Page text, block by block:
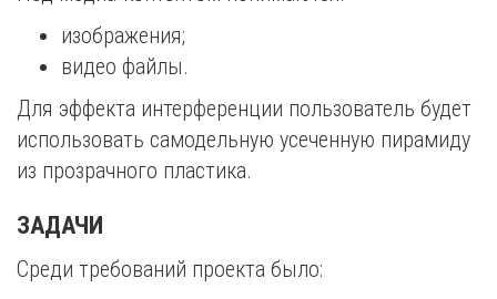
изображения;
видео файлы.
Для эффекта интерференции пользователь будет
использовать самодельную усеченную пирамиду
из прозрачного пластика.
ЗАДАЧИ
Среди требований проекта было: